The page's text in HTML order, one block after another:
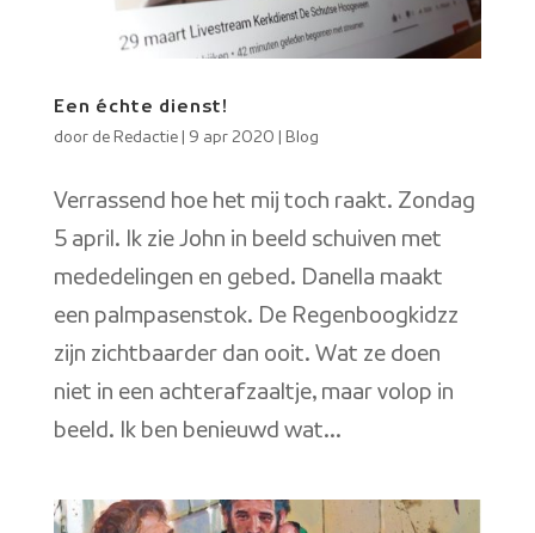
Een échte dienst!
door de Redactie| 9 apr 2020 Blog
Verrassend hoe het mij toch raakt. Zondag
5 april. Ik zie John in beeld schuiven met
mededelingen en gebed. Danella maakt
een palmpasenstok. De Regenboogkidzz
zijn zichtbaarder dan ooit. Wat ze doen
niet in een achterafzaaltje, maar volop in
beeld. Ik ben benieuwd wat...